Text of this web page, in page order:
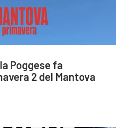
Poggese fa
2 del Mantova